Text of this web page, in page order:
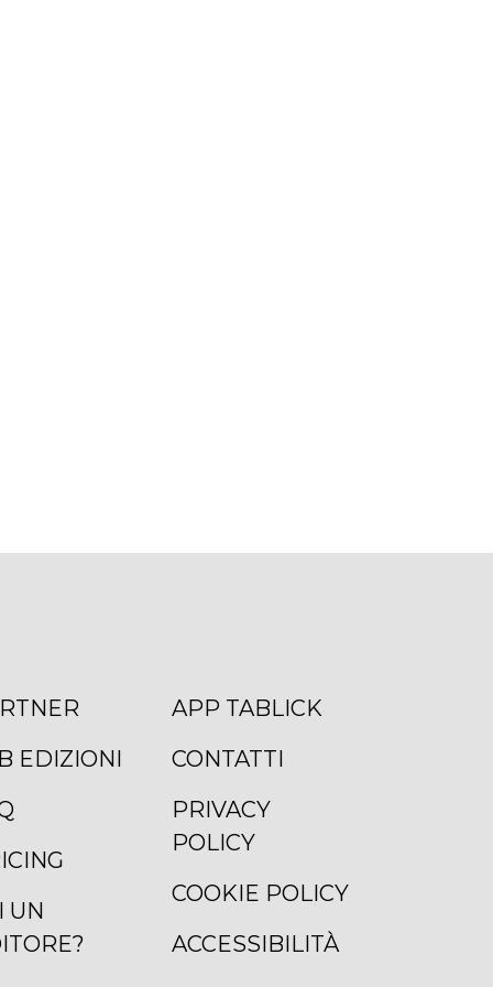
APP TABLICK
CONTATTI
PRIVACY
POLICY
COOKIE POLICY
ACCESSIBILITÀ
EDIZIONI
UN